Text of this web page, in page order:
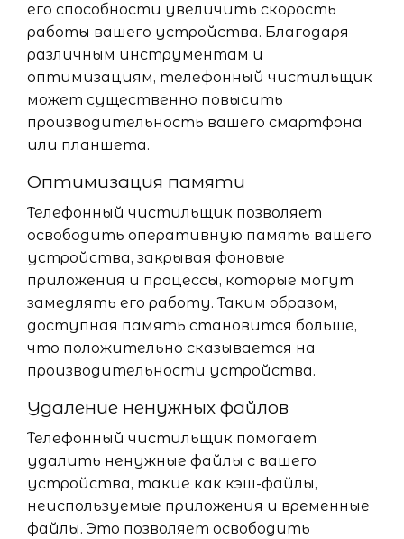
его способности увеличить скорость
работы вашего устройства. Благодаря
различным инструментам и
оптимизациям, телефонный чистильщик
может существенно повысить
производительность вашего смартфона
или планшета.
Оптимизация памяти
Телефонный чистильщик позволяет
освободить оперативную память вашего
устройства, закрывая фоновые
приложения и процессы, которые могут
замедлять его работу. Таким образом,
доступная память становится больше,
что положительно сказывается на
производительности устройства.
Удаление ненужных файлов
Телефонный чистильщик помогает
удалить ненужные файлы с вашего
устройства, такие как кэш-файлы,
неиспользуемые приложения и временные
файлы. Это позволяет освободить